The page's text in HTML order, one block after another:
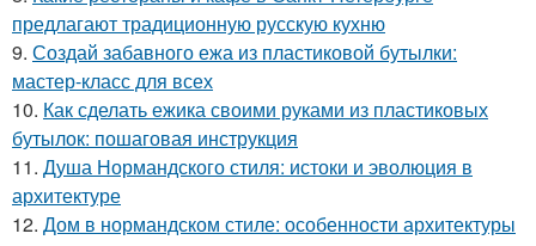
предлагают традиционную русскую кухню
9. Создай забавного ежа из пластиковой бутылки:
мастер-класс для всех
10. Как сделать ежика своими руками из пластиковых
бутылок: пошаговая инструкция
11. Душа Нормандского стиля: истоки и эволюция в
архитектуре
12. Дом в нормандском стиле: особенности архитектуры